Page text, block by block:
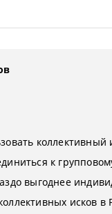
коллективный
к
выгоднее
исков в